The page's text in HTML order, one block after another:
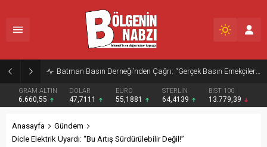
Zabıta Ekiplerinden Yol ve Kaldırım İşgaline Geçit Yok!
GRAM ALTIN
6.660,55
DOLAR
47,7111
EURO
55,1881
STERLİN
64,4139
BIST 100
13.779,39
Anasayfa
Gündem
Dicle Elektrik Uyardı: “Bu Artış Sürdürülebilir Değil!”